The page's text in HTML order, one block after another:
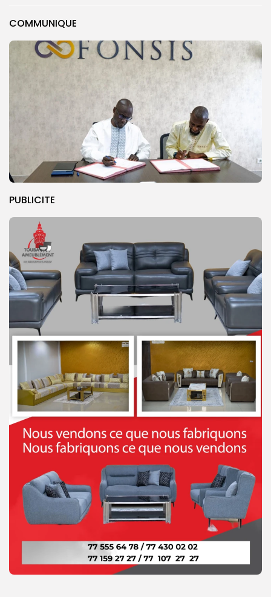
COMMUNIQUE
PUBLICITE